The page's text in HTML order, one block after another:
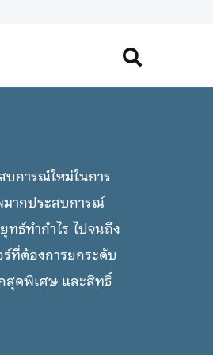
บการณ์ใหม่ในการ
มากประสบการณ์
ธ์ทำกำไร ไปจนถึง
ที่ต้องการยกระดับ
สุดพิเศษ และสิทธิ์